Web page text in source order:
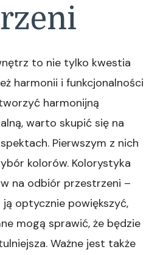
to nie tylko kwestia
harmonii i funkcjonalności
harmonijną
warto skupić się na
Pierwszym z nich
kolorów. Kolorystyka
na odbiór przestrzeni –
optycznie powiększyć,
mogą sprawić, że będzie
Ważne jest także